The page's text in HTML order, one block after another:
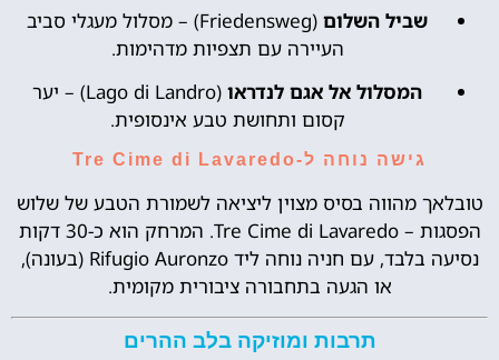
שביל השלום
(Friedensweg) – מסלול מעגלי סביב
העיירה עם תצפיות מדהימות.
המסלול אל אגם לנדראו
(Lago di Landro) – יער
קסום ותחושת טבע אינסופית.
גישה נוחה ל-Tre Cime di Lavaredo
טובלאך מהווה בסיס מצוין ליציאה לשמורת הטבע של שלוש
הפסגות – Tre Cime di Lavaredo. המרחק הוא כ-30 דקות
נסיעה בלבד, עם חניה נוחה ליד Rifugio Auronzo (בעונה),
או הגעה בתחבורה ציבורית מקומית.
תרבות ומוזיקה בלב ההרים